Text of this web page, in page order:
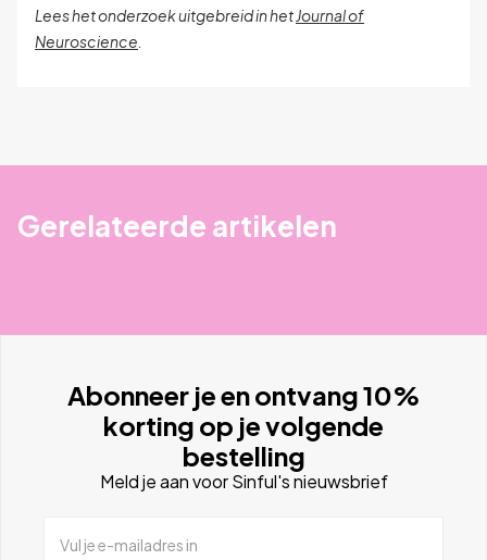
Lees het onderzoek uitgebreid in hetJournal of
Neuroscience
Gerelateerde artikelen
Abonneer je en ontvang 10%
korting op je volgende
bestelling
Meld je aan voor Sinful's nieuwsbrief
Vul je e-mailadres in